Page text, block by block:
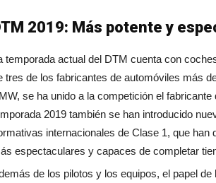
2019: Más potente y
temporada actual del DTM cuenta con
tres de los fabricantes de automóviles más
se ha unido a la competición el
2019 también se han introducido
internacionales de Clase 1, que
espectaculares y capaces de completar
de los pilotos y los equipos, el papel